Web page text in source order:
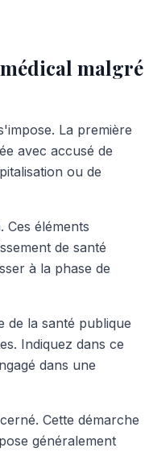
malgré
La première
avec accusé de
ou de
Ces éléments
de santé
à la phase de
de la santé publique
Indiquez dans ce
dans une
Cette démarche
généralement